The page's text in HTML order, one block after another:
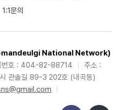
1:1문의
mandeulgi National Network)
번호 : 404-82-88714
주소 :
관솔길 89-3 202호 (내곡동)